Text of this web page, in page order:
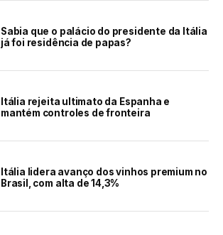
Sabia que o palácio do presidente da Itália
já foi residência de papas?
Itália rejeita ultimato da Espanha e
mantém controles de fronteira
Itália lidera avanço dos vinhos premium no
Brasil, com alta de 14,3%